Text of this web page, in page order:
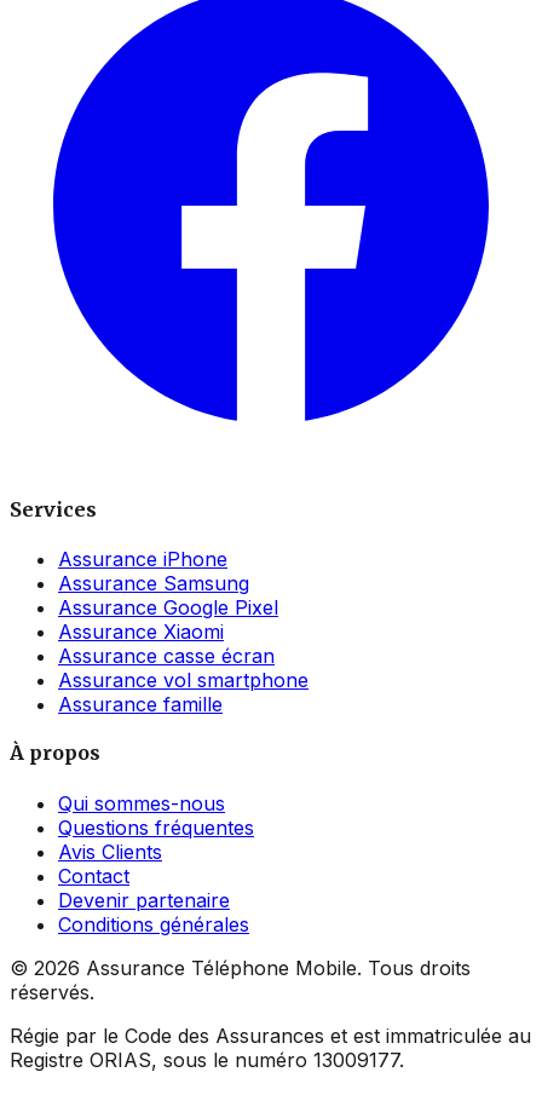
Services
Assurance iPhone
Assurance Samsung
Assurance Google Pixel
Assurance Xiaomi
Assurance casse écran
Assurance vol smartphone
Assurance famille
À propos
Qui sommes-nous
Questions fréquentes
Avis Clients
Contact
Devenir partenaire
Conditions générales
© 2026 Assurance Téléphone Mobile. Tous droits
réservés.
Régie par le Code des Assurances et est immatriculée au
Registre ORIAS, sous le numéro 13009177.